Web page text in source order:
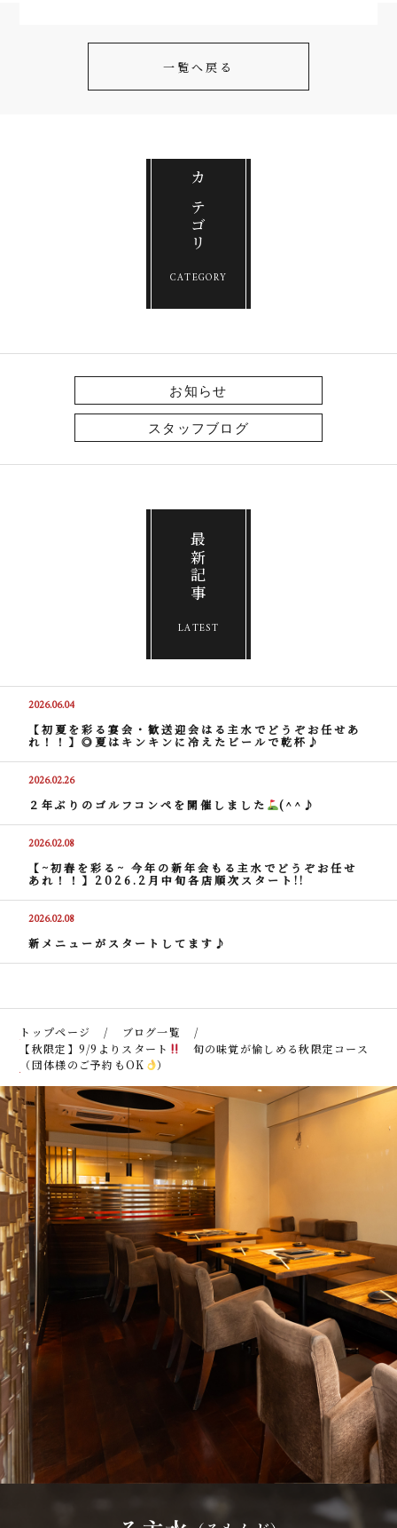
一覧へ戻る
カテゴリ
CATEGORY
お知らせ
スタッフブログ
最新記事
LATEST
2026.06.04
【初夏を彩る宴会・歓送迎会はる主水でどうぞお任せあ
れ！！】◎夏はキンキンに冷えたビールで乾杯♪
2026.02.26
２年ぶりのゴルフコンペを開催しました (^^♪
2026.02.08
【~初春を彩る~ 今年の新年会もる主水でどうぞお任せ
あれ！！】2026.2月中旬各店順次スタート!!
2026.02.08
新メニューがスタートしてます♪
トップページ
ブログ一覧
【秋限定】9/9よりスタート
旬の味覚が愉しめる秋限定コース
（団体様のご予約もOK
）